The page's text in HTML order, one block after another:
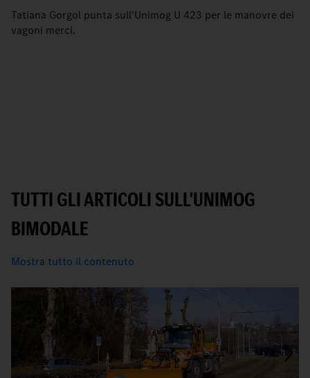
Tatiana Gorgol punta sull'Unimog U 423 per le manovre dei
vagoni merci.
TUTTI GLI ARTICOLI SULL'UNIMOG
BIMODALE
Mostra tutto il contenuto